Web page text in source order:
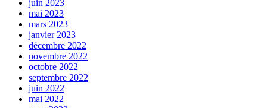
juin 2023
mai 2023
mars 2023
janvier 2023
décembre 2022
novembre 2022
octobre 2022
septembre 2022
juin 2022
mai 2022